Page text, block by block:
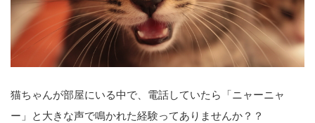
猫ちゃんが部屋にいる中で、電話していたら「ニャーニャ
ー」と大きな声で鳴かれた経験ってありませんか？？